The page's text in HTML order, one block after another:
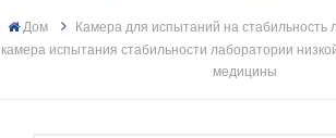
Дом
Камера для испытаний на стабильность
камера испытания стабильности лаборатории
медицины